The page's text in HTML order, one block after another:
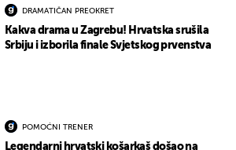
DRAMATIČAN PREOKRET
Kakva drama u Zagrebu! Hrvatska srušila
Srbiju i izborila finale Svjetskog prvenstva
POMOĆNI TRENER
Legendarni hrvatski košarkaš došao na